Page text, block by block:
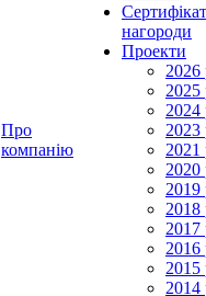
Про
компанію
нагороди
Проекти
2026
2025
2024
2023
2021
2020
2019
2018
2017
2016
2015
2014